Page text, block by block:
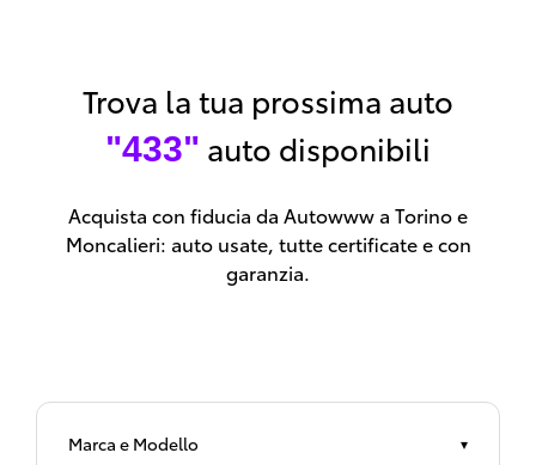
Trova la tua prossima auto
"433" auto disponibili
Acquista con fiducia da Autowww a Torino e
Moncalieri: auto usate, tutte certificate e con
garanzia.
Marca e Modello ▾